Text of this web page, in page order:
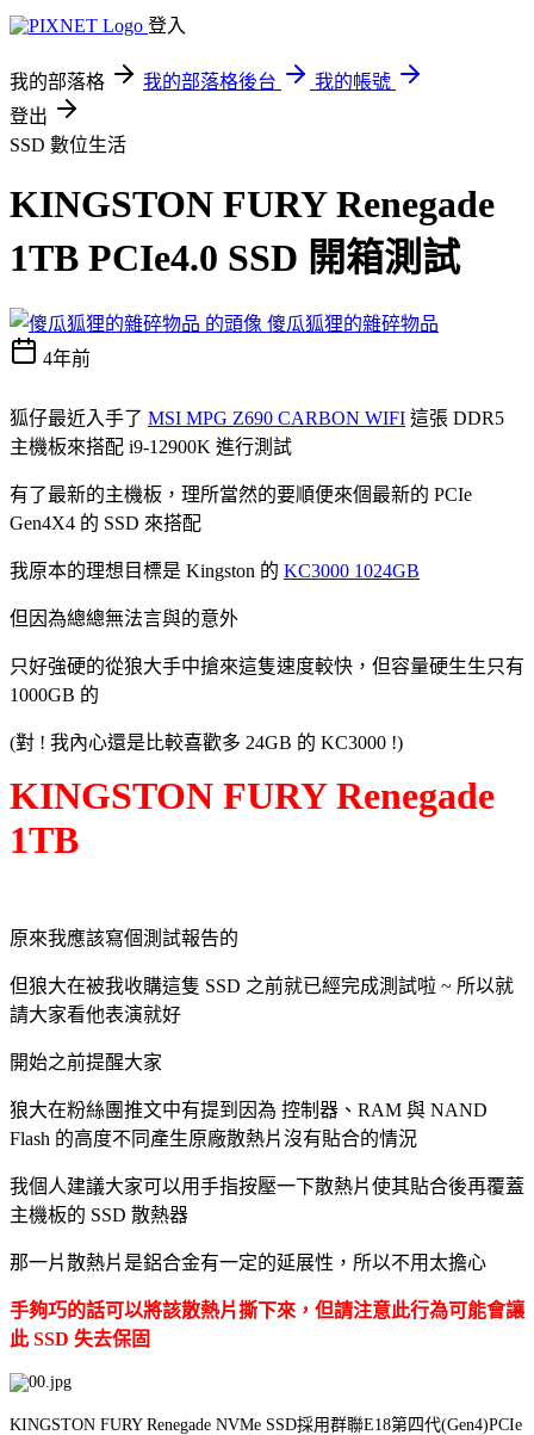
登入
我的部落格 我的部落格後台
我的帳號
登出
SSD 數位生活
KINGSTON FURY Renegade
1TB PCIe4.0 SSD 開箱測試
傻瓜狐狸的雜碎物品
4年前
狐仔最近入手了 MSI MPG Z690 CARBON WIFI 這張 DDR5
主機板來搭配 i9-12900K 進行測試
有了最新的主機板，理所當然的要順便來個最新的 PCIe
Gen4X4 的 SSD 來搭配
我原本的理想目標是 Kingston 的 KC3000 1024GB
但因為總總無法言與的意外
只好強硬的從狼大手中搶來這隻速度較快，但容量硬生生只有
1000GB 的
(對 ! 我內心還是比較喜歡多 24GB 的 KC3000 !)
KINGSTON FURY Renegade
1TB
原來我應該寫個測試報告的
但狼大在被我收購這隻 SSD 之前就已經完成測試啦 ~ 所以就
請大家看他表演就好
開始之前提醒大家
狼大在粉絲團推文中有提到因為 控制器、RAM 與 NAND
Flash 的高度不同產生原廠散熱片沒有貼合的情況
我個人建議大家可以用手指按壓一下散熱片使其貼合後再覆蓋
主機板的 SSD 散熱器
那一片散熱片是鋁合金有一定的延展性，所以不用太擔心
手夠巧的話可以將該散熱片撕下來，但請注意此行為可能會讓
此 SSD 失去保固
KINGSTON FURY Renegade NVMe SSD採用群聯E18第四代(Gen4)PCIe